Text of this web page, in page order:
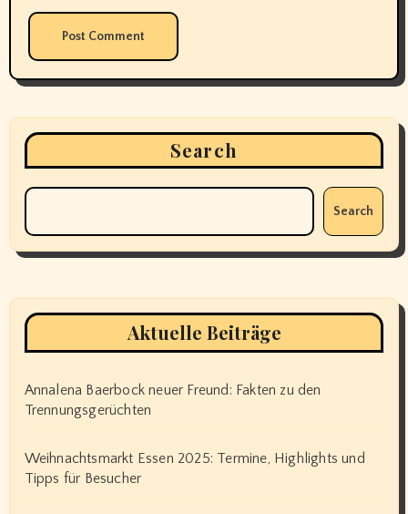
Search
Search
Aktuelle Beiträge
Annalena Baerbock neuer Freund: Fakten zu den
Trennungsgerüchten
Weihnachtsmarkt Essen 2025: Termine, Highlights und
Tipps für Besucher